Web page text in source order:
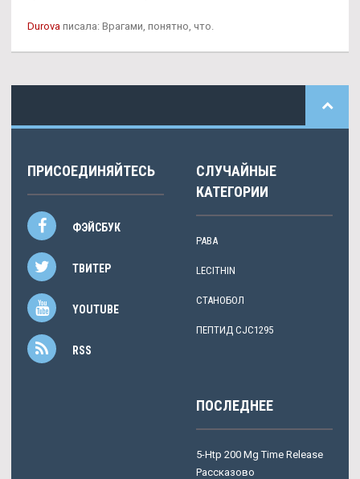
Durova писала: Врагами, понятно, что.
ПРИСОЕДИНЯЙТЕСЬ
ФЭЙСБУК
ТВИТЕР
YOUTUBE
RSS
СЛУЧАЙНЫЕ
КАТЕГОРИИ
PABA
LECITHIN
СТАНОБОЛ
ПЕПТИД CJC1295
ПОСЛЕДНЕЕ
5-Htp 200 Mg Time Release
Рассказово